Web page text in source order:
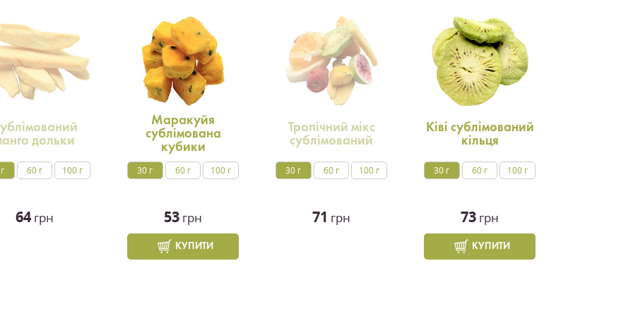
дольки
60 г 100 г
64 грн
Маракуйя
сублімована
кубики
30 г 60 г 100 г
53 грн
КУПИТИ
Тропічний мікс
сублімований
30 г 60 г 100 г
71 грн
Ківі сублімований
кільця
30 г 60 г 100 г
73 грн
КУПИТИ